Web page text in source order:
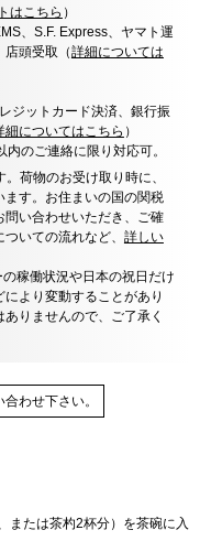
はこちら ）
、S.F. Express、ヤマト運
店頭受取（詳細については
ジットカード決済、銀行振
細についてはこちら ）
のご連絡に限り対応可。
荷物のお受け取り時に、
す。お住まいの国の関税
い合わせいただき、ご確
いての流れなど、 詳しい
稼働状況や日本の祝日だけ
より変動することがあり
りませんので、ご了承く
合わせ下さい。
または茶杓2杯分）を茶碗に入